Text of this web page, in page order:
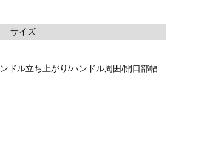
サイズ
ドル立ち上がり/ハンドル周囲/開口部幅